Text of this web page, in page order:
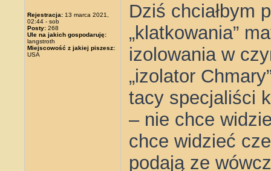
Rejestracja: 13 marca 2021,
02:44 - sob
Posty: 268
Ule na jakich gospodaruję:
langstroth
Miejscowość z jakiej piszesz:
USA
Dziś chciałbym
„klatkowania”
izolowania w
„izolator
tacy specjaliści
– nie chce
chce widzieć
podają ze